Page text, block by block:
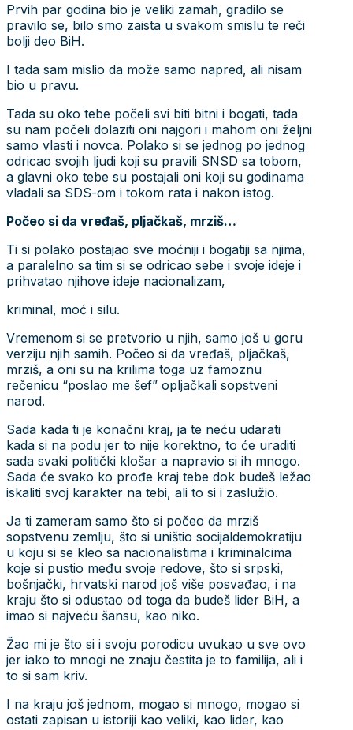
Prvih par godina bio je veliki zamah, gradilo se
pravilo se, bilo smo zaista u svakom smislu te reči
bolji deo BiH.
I tada sam mislio da može samo napred, ali nisam
bio u pravu.
Tada su oko tebe počeli svi biti bitni i bogati, tada
su nam počeli dolaziti oni najgori i mahom oni željni
samo vlasti i novca. Polako si se jednog po jednog
odricao svojih ljudi koji su pravili SNSD sa tobom,
a glavni oko tebe su postajali oni koji su godinama
vladali sa SDS-om i tokom rata i nakon istog.
Počeo si da vređaš, pljačkaš, mrziš…
Ti si polako postajao sve moćniji i bogatiji sa njima,
a paralelno sa tim si se odricao sebe i svoje ideje i
prihvatao njihove ideje nacionalizam,
kriminal, moć i silu.
Vremenom si se pretvorio u njih, samo još u goru
verziju njih samih. Počeo si da vređaš, pljačkaš,
mrziš, a oni su na krilima toga uz famoznu
rečenicu “poslao me šef” opljačkali sopstveni
narod.
Sada kada ti je konačni kraj, ja te neću udarati
kada si na podu jer to nije korektno, to će uraditi
sada svaki politički klošar a napravio si ih mnogo.
Sada će svako ko prođe kraj tebe dok budeš ležao
iskaliti svoj karakter na tebi, ali to si i zaslužio.
Ja ti zameram samo što si počeo da mrziš
sopstvenu zemlju, što si uništio socijaldemokratiju
u koju si se kleo sa nacionalistima i kriminalcima
koje si pustio među svoje redove, što si srpski,
bošnjački, hrvatski narod još više posvađao, i na
kraju što si odustao od toga da budeš lider BiH, a
imao si najveću šansu, kao niko.
Žao mi je što si i svoju porodicu uvukao u sve ovo
jer iako to mnogi ne znaju čestita je to familija, ali i
to si sam kriv.
I na kraju još jednom, mogao si mnogo, mogao si
ostati zapisan u istoriji kao veliki, kao lider, kao